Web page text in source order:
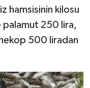
hamsisinin kilosu
250 lira,
500 liradan